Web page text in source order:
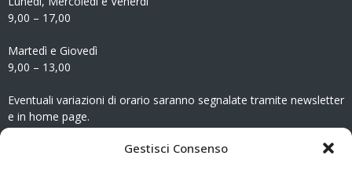
Gestisci Consenso
9,00 – 17,00
Martedì e Giovedì
9,00 – 13,00
Eventuali variazioni di orario saranno segnalate tramite newsletter
e in home page.